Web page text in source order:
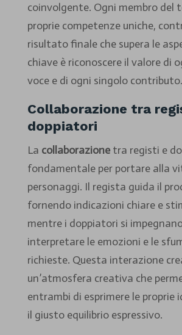
coinvolgente. Ogni membro del
proprie competenze uniche,
risultato finale che supera le
chiave è riconoscere il valore di
voce e di ogni singolo contributo.
Collaborazione tra
doppiatori
La collaborazionetra registi e
fondamentale per portare alla
personaggi. Il regista guida il
fornendo indicazioni chiare e
mentre i doppiatori si
interpretare le emozioni e le
richieste. Questa interazione
un’atmosfera creativa che
entrambi di esprimere le proprie
il giusto equilibrio espressivo.